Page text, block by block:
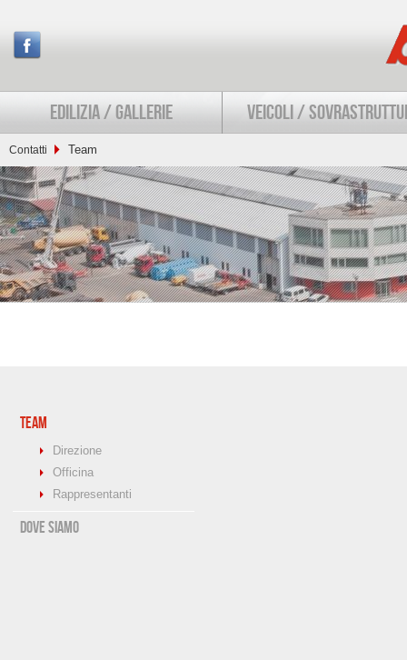
EDILIZIA / GALLERIE VEICOLI /
Contatti Team
Team
Direzione
Officina
Rappresentanti
Dove siamo